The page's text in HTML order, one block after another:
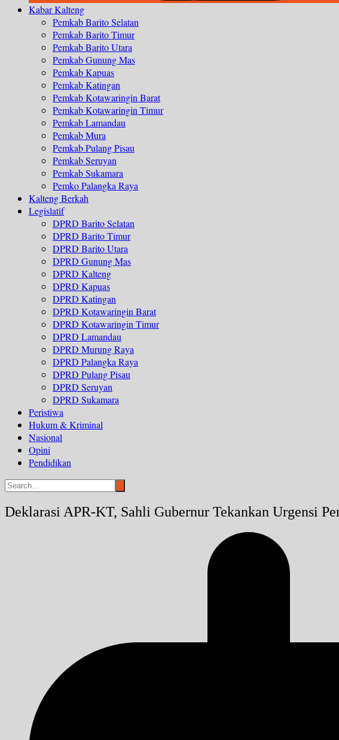
Kabar Kalteng
Pemkab Barito Selatan
Pemkab Barito Timur
Pemkab Barito Utara
Pemkab Gunung Mas
Pemkab Kapuas
Pemkab Katingan
Pemkab Kotawaringin Barat
Pemkab Kotawaringin Timur
Pemkab Lamandau
Pemkab Mura
Pemkab Pulang Pisau
Pemkab Seruyan
Pemkab Sukamara
Pemko Palangka Raya
Kalteng Berkah
Legislatif
DPRD Barito Selatan
DPRD Barito Timur
DPRD Barito Utara
DPRD Gunung Mas
DPRD Kalteng
DPRD Kapuas
DPRD Katingan
DPRD Kotawaringin Barat
DPRD Kotawaringin Timur
DPRD Lamandau
DPRD Murung Raya
DPRD Palangka Raya
DPRD Pulang Pisau
DPRD Seruyan
DPRD Sukamara
Peristiwa
Hukum & Kriminal
Nasional
Opini
Pendidikan
Deklarasi APR-KT, Sahli Gubernur Tekankan Urgensi